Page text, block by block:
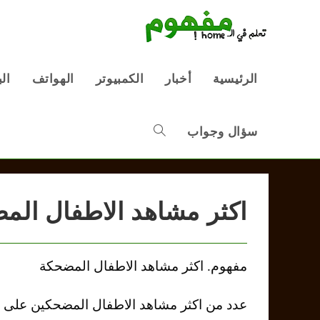
الرئيسية أخبار الكمبيوتر الهواتف
سؤال وجواب Toggle
اكثر مشاهد الاطفال
مفهوم. اكثر مشاهد الاطفال المضحكة
عدد من اكثر مشاهد الاطفال المضحكين